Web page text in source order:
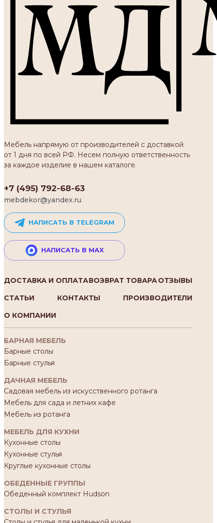
Мебель напрямую от производителей с доставкой
от 1 дня по всей РФ. Несем полную ответственность
за каждое изделие в нашем каталоге.
+7 (495) 792-68-63
mebdekor@yandex.ru
НАПИСАТЬ В TELEGRAM
НАПИСАТЬ В MAX
ДОСТАВКА И ОПЛАТАВОЗВРАТ ТОВАРАОТЗЫВЫ
СТАТЬИ
КОНТАКТЫ
ПРОИЗВОДИТЕЛИ
О КОМПАНИИ
БАРНАЯ МЕБЕЛЬ
Барные столы
Барные стулья
ДАЧНАЯ МЕБЕЛЬ
Садовая мебель из искусственного ротанга
Мебель для сада и летних кафе
Мебель из ротанга
МЕБЕЛЬ ДЛЯ КУХНИ
Кухонные столы
Кухонные стулья
Круглые кухонные столы
ОБЕДЕННЫЕ ГРУППЫ
Обеденный комплект Hudson
СТОЛЫ И СТУЛЬЯ